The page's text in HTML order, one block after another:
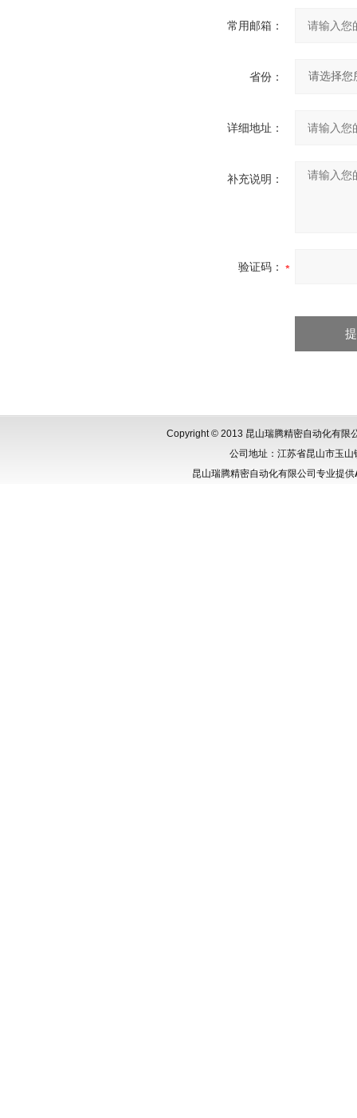
常用邮箱：
省份：
详细地址：
补充说明：
验证码：
Copyright © 2013 昆山瑞腾精密自动化有限
公司地址：江苏省昆山市玉
昆山瑞腾精密自动化有限公司专业提供